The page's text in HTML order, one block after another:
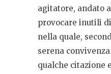
agitatore, andato
provocare inutili
nella quale,
serena
qualche citazione